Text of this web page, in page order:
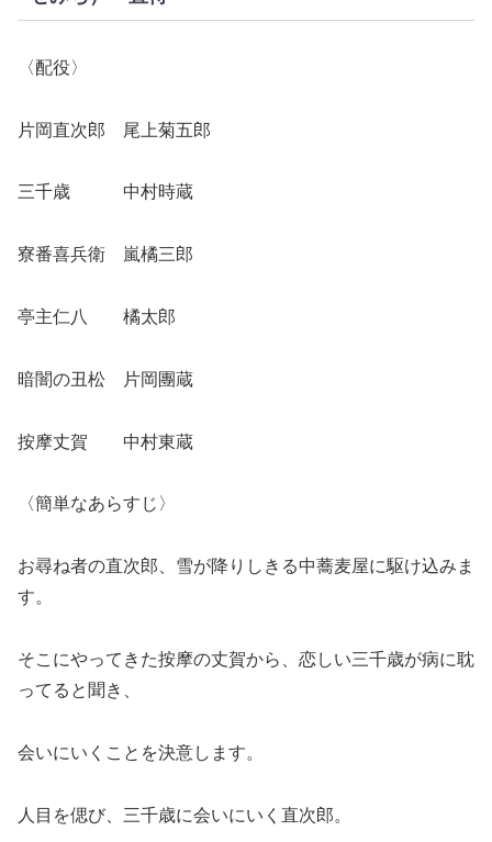
〈配役〉
片岡直次郎 尾上菊五郎
三千歳 中村時蔵
寮番喜兵衛 嵐橘三郎
亭主仁八 橘太郎
暗闇の丑松 片岡團蔵
按摩丈賀 中村東蔵
〈簡単なあらすじ〉
お尋ね者の直次郎、雪が降りしきる中蕎麦屋に駆け込みま
す。
そこにやってきた按摩の丈賀から、恋しい三千歳が病に耽
ってると聞き、
会いにいくことを決意します。
人目を偲び、三千歳に会いにいく直次郎。